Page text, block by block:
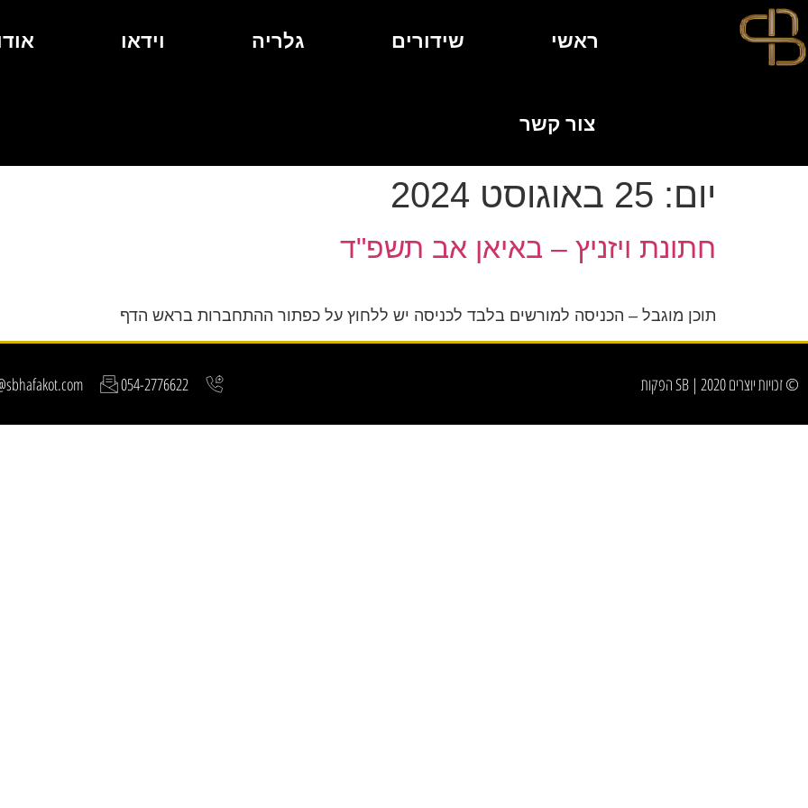
ראשי שידורים גלריה וידאו
צור קשר
יום: 25 באוגוסט 2024
חתונת ויזניץ – באיאן אב תשפ"ד
תוכן מוגבל – הכניסה למורשים בלבד לכניסה יש ללחוץ על כפתור ההתחברות בראש הדף
© זכויות יוצרים 2020 | SB הפקות 054-2776622